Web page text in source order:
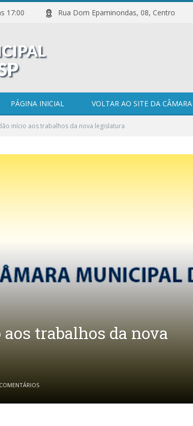
às 17:00 Rua Dom Epaminondas, 08, Centro
PÁGINA INICIAL VOLTAR AO SITE DA CÂMARA
início aos trabalhos da nova legislatura
trabalhos da nova